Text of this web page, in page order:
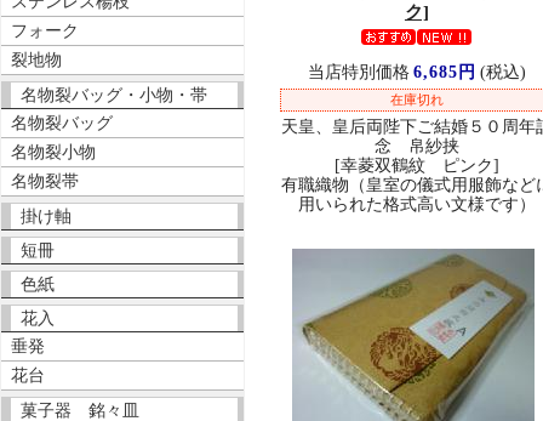
フォーク
裂地物
名物裂バッグ・小物・帯
名物裂バッグ
名物裂小物
名物裂帯
掛け軸
短冊
色紙
花入
垂発
花台
菓子器 銘々皿
ク]
当店特別価格 6,685円 (税込)
在庫切れ
天皇、皇后両陛下ご結婚５０周年
念 帛紗挟
[幸菱双鶴紋 ピンク]
有職織物（皇室の儀式用服飾など
用いられた格式高い文様です）